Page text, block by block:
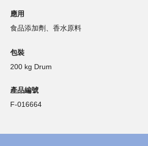
應用
食品添加劑、香水原料
包裝
200 kg Drum
產品編號
F-016664